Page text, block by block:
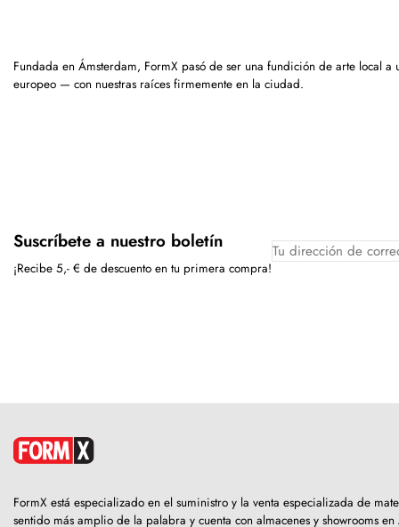
Fundada en Ámsterdam, FormX pasó de ser una fundición de arte local
europeo — con nuestras raíces firmemente en la ciudad.
Suscríbete a nuestro boletín
¡Recibe 5,- € de descuento en tu primera compra!
FormX está especializado en el suministro y la venta especializada de
sentido más amplio de la palabra y cuenta con almacenes y showrooms